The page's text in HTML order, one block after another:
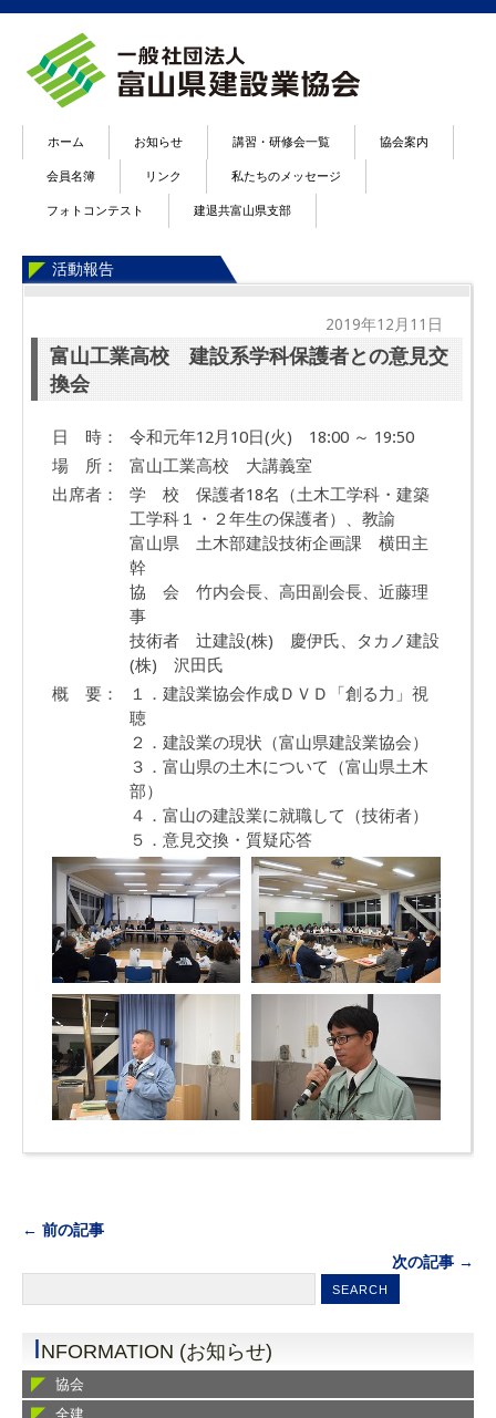
ホーム お知らせ 講習・研修会一覧 協会案内
会員名簿 リンク 私たちのメッセージ
フォトコンテスト 建退共富山県支部
活動報告
2019年12月11日
富山工業高校 建設系学科保護者との意見交
換会
日 時：
令和元年12月10日(火) 18:00 ～ 19:50
場 所：
富山工業高校 大講義室
出席者：
学 校 保護者18名（土木工学科・建築
工学科１・２年生の保護者）、教諭
富山県 土木部建設技術企画課 横田主
幹
協 会 竹内会長、高田副会長、近藤理
事
技術者 辻建設(株) 慶伊氏、タカノ建設
(株) 沢田氏
概 要：
１．建設業協会作成ＤＶＤ「創る力」視
聴
２．建設業の現状（富山県建設業協会）
３．富山県の土木について（富山県土木
部）
４．富山の建設業に就職して（技術者）
５．意見交換・質疑応答
← 前の記事
次の記事 →
INFORMATION (お知らせ)
協会
全建